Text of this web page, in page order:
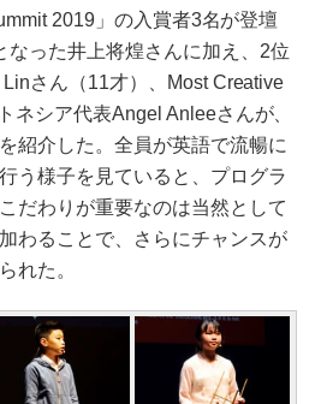
2019」の入賞者3名が登壇
なった井上将煌さんに加え、2位
さん（11才）、Most Creative
ネシア代表Angel Anleeさんが、
紹介した。全員が英語で流暢に
う様子を見ていると、プログラ
だわりが重要なのは当然として
わることで、さらにチャンスが
れた。